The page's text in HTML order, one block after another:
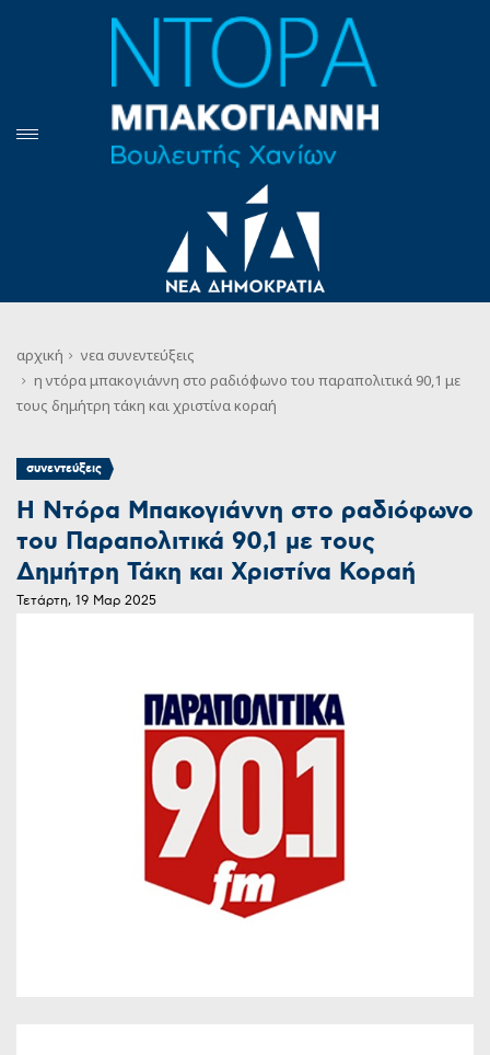
αρχική νεα συνεντεύξεις
η ντόρα μπακογιάννη στο ραδιόφωνο του παραπολιτικά 90,1 με
τους δημήτρη τάκη και χριστίνα κοραή
συνεντεύξεις
Η Ντόρα Μπακογιάννη στο ραδιόφωνο
του Παραπολιτικά 90,1 με τους
Δημήτρη Τάκη και Χριστίνα Κοραή
Τετάρτη, 19 Μαρ 2025